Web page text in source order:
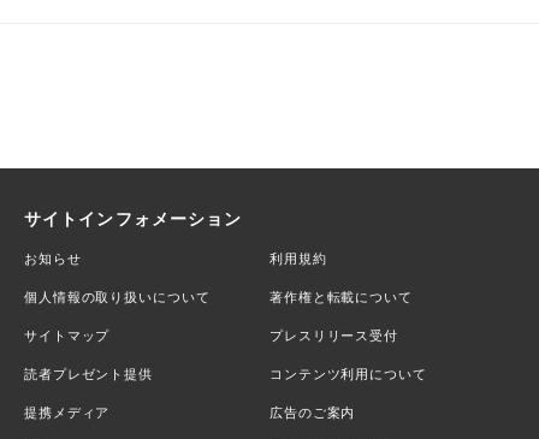
サイトインフォメーション
お知らせ 利用規約
個人情報の取り扱いについて 著作権と転載について
サイトマップ プレスリリース受付
読者プレゼント提供 コンテンツ利用について
提携メディア 広告のご案内